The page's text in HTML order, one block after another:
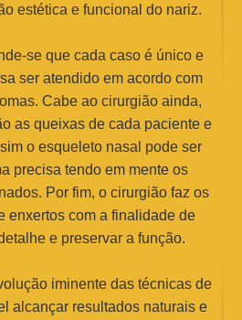
estética e funcional do nariz.
se que cada caso é único e
ser atendido em acordo com
Cabe ao cirurgião ainda,
as queixas de cada paciente e
o esqueleto nasal pode ser
precisa tendo em mente os
Por fim, o cirurgião faz os
enxertos com a finalidade de
e preservar a função.
iminente das técnicas de
alcançar resultados naturais e